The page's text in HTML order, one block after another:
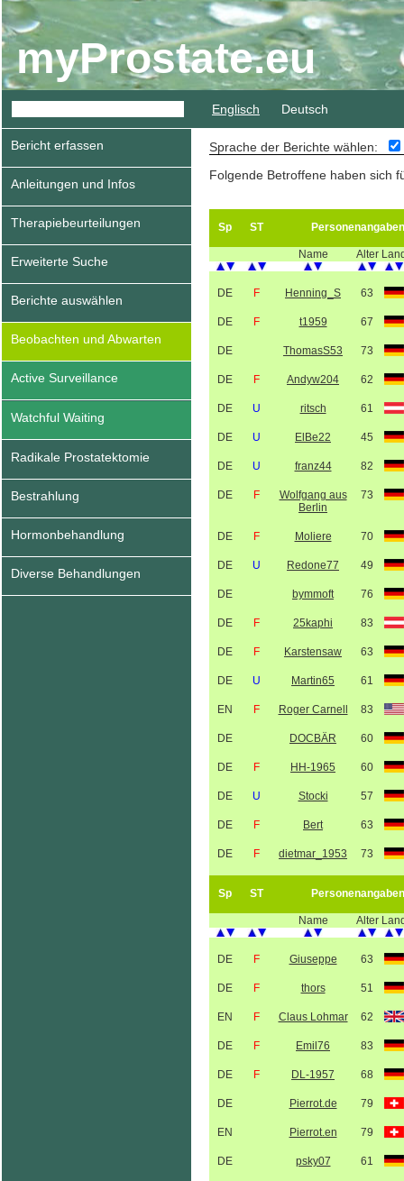
myProstate.eu
Englisch Deutsch
Bericht erfassen
Anleitungen und Infos
Therapiebeurteilungen
Erweiterte Suche
Berichte auswählen
Beobachten und Abwarten
Active Surveillance
Watchful Waiting
Radikale Prostatektomie
Bestrahlung
Hormonbehandlung
Diverse Behandlungen
Sprache der Berichte wählen:
Folgende Betroffene haben sich
Sp ST Personenangaben
Name Alter
DE F Henning_S 63
DE F t1959 67
DE ThomasS53 73
DE F Andyw204 62
DE U ritsch 61
DE U ElBe22 45
DE U franz44 82
DE F
Wolfgang aus
Berlin
73
DE F Moliere 70
DE U Redone77 49
DE bymmoft 76
DE F 25kaphi 83
DE F Karstensaw 63
DE U Martin65 61
EN F Roger Carnell 83
DE DOCBÄR 60
DE F HH-1965 60
DE U Stocki 57
DE F Bert 63
DE F dietmar_1953 73
Sp ST Personenangaben
Name Alter
DE F Giuseppe 63
DE F thors 51
EN F Claus Lohmar 62
DE F Emil76 83
DE F DL-1957 68
DE Pierrot.de 79
EN Pierrot.en 79
DE psky07 61